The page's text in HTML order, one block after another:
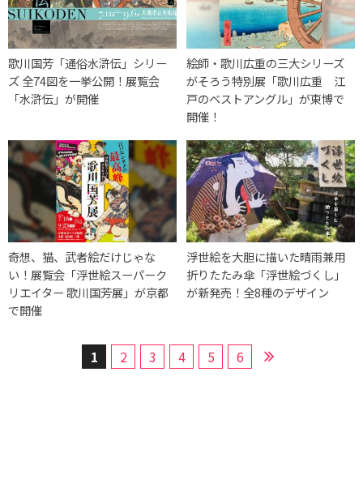
歌川国芳「通俗水滸伝」シリー
ズ 全74図を一挙公開！展覧会
「水滸伝」が開催
絵師・歌川広重の三大シリーズ
がそろう特別展「歌川広重 江
戸のベストアングル」が東博で
開催！
奇想、猫、武者絵だけじゃな
い！展覧会「浮世絵スーパーク
リエイター 歌川国芳展」が京都
で開催
浮世絵を大胆に描いた晴雨兼用
折りたたみ傘「浮世絵づくし」
が新発売！全8種のデザイン
1 2 3 4 5 6